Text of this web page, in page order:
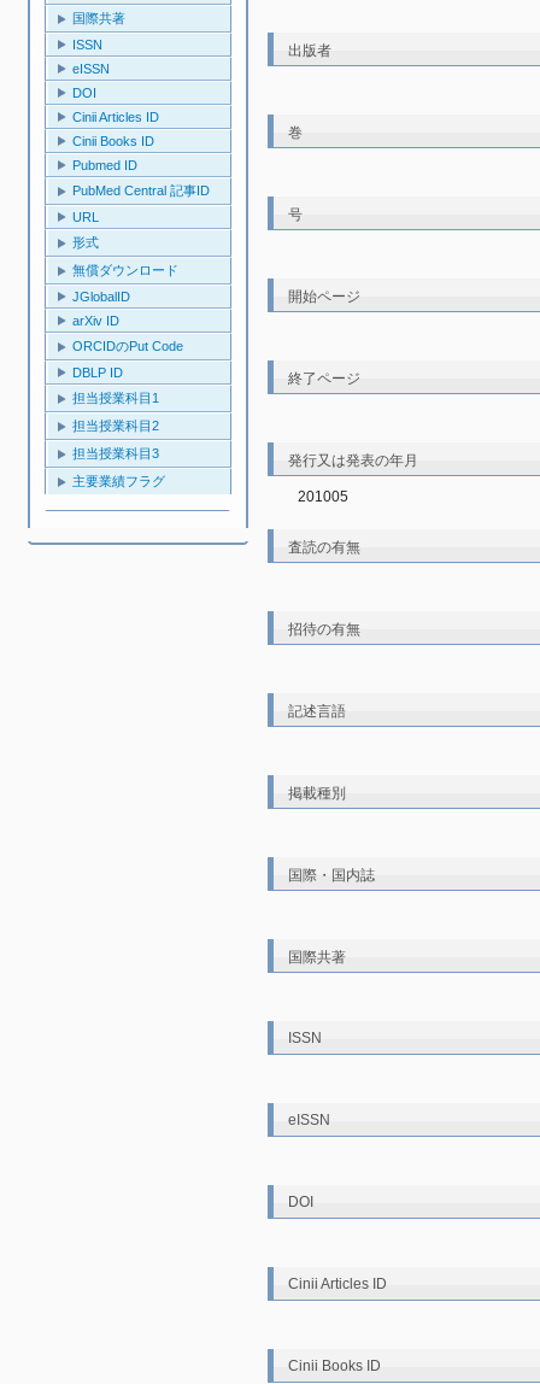
国際共著
ISSN
eISSN
DOI
Cinii Articles ID
Cinii Books ID
Pubmed ID
PubMed Central 記事ID
URL
形式
無償ダウンロード
JGlobalID
arXiv ID
ORCIDのPut Code
DBLP ID
担当授業科目1
担当授業科目2
担当授業科目3
主要業績フラグ
出版者
巻
号
開始ページ
終了ページ
発行又は発表の年月
201005
査読の有無
招待の有無
記述言語
掲載種別
国際・国内誌
国際共著
ISSN
eISSN
DOI
Cinii Articles ID
Cinii Books ID